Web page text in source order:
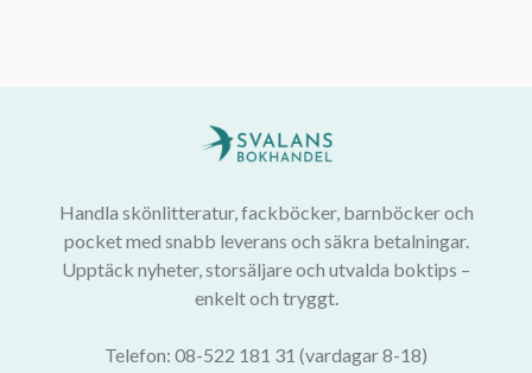
Handla skönlitteratur, fackböcker, barnböcker och
pocket med snabb leverans och säkra betalningar.
Upptäck nyheter, storsäljare och utvalda boktips –
enkelt och tryggt.
Telefon: 08-522 181 31 (vardagar 8-18)